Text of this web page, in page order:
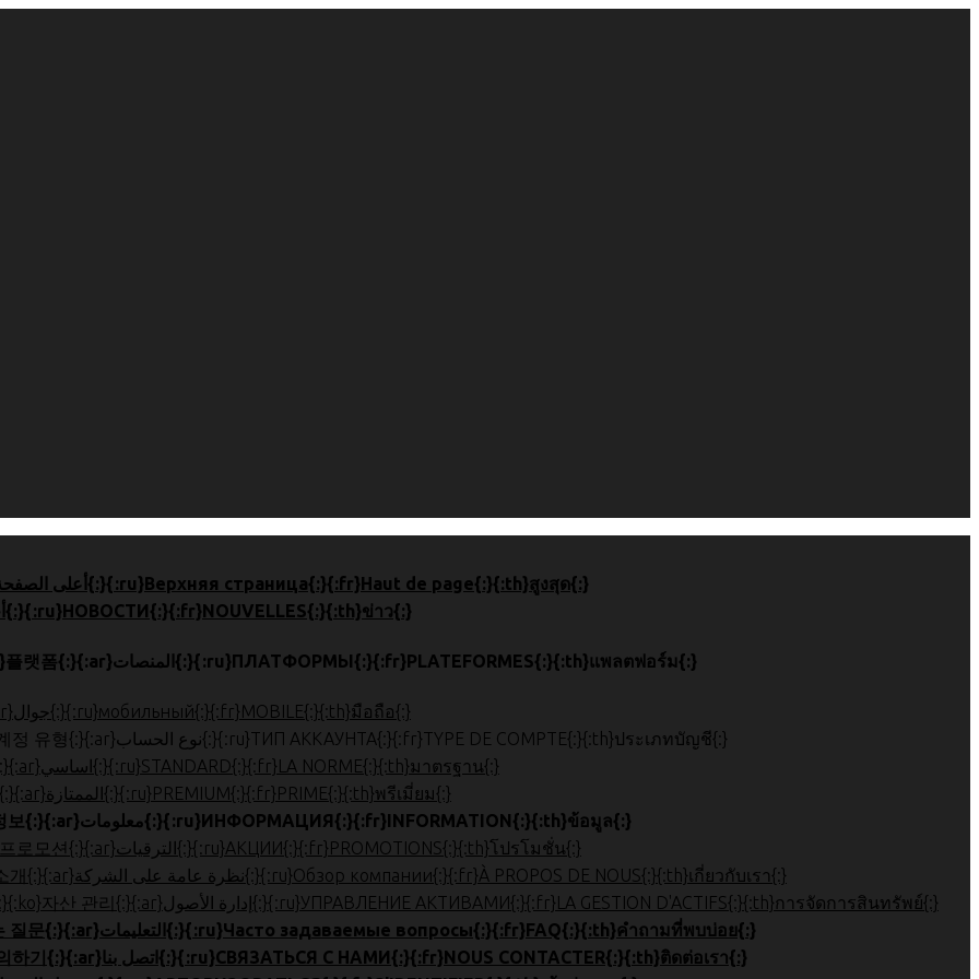
{:en}HOME{:}{:zh}首页{:}{:ja}ホーム{:}{:ko}톱 페이지{:}{:ar}أعلى الصفحة{:}{:ru}Верхняя страница{:}{:fr}Haut de page{:}{:th}สูงสุด{:}
{:en}NEWS{:}{:zh}新闻{:}{:ja}ニュース{:}{:ko}뉴스{:}{:ar}أخبار{:}{:ru}НОВОСТИ{:}{:fr}NOUVELLES{:}{:th}ข่าว{:}
{:en}PLATFORMS{:}{:zh}平台{:}{:ja}プラットフォーム{:}{:ko}플랫폼{:}{:ar}المنصات{:}{:ru}ПЛАТФОРМЫ{:}{:fr}PLATEFORMES{:}{:th}แพลตฟอร์ม{:}
{:en}MOBILE{:}{:zh}手机版{:}{:ja}モバイル{:}{:ko}모바일{:}{:ar}جوال{:}{:ru}мобильный{:}{:fr}MOBILE{:}{:th}มือถือ{:}
{:en}ACCOUNT TYPE{:}{:zh}帐户类型{:}{:ja}口座種類{:}{:ko}계정 유형{:}{:ar}نوع الحساب{:}{:ru}ТИП АККАУНТА{:}{:fr}TYPE DE COMPTE{:}{:th}ประเภทบัญชี{:}
{:en}STANDARD{:}{:zh}标准{:}{:ja}スタンダード{:}{:ko}표준{:}{:ar}اساسي{:}{:ru}STANDARD{:}{:fr}LA NORME{:}{:th}มาตรฐาน{:}
{:en}PREMIUM{:}{:zh}优质{:}{:ja}プレミアム{:}{:ko}프리미엄{:}{:ar}الممتازة{:}{:ru}PREMIUM{:}{:fr}PRIME{:}{:th}พรีเมี่ยม{:}
{:en}INFORMATION{:}{:zh}信息{:}{:ja}お役立ち情報{:}{:ko}정보{:}{:ar}معلومات{:}{:ru}ИНФОРМАЦИЯ{:}{:fr}INFORMATION{:}{:th}ข้อมูล{:}
{:en}PROMOTIONS{:}{:zh}促销{:}{:ja}プロモーション{:}{:ko}프로모션{:}{:ar}الترقيات{:}{:ru}АКЦИИ{:}{:fr}PROMOTIONS{:}{:th}โปรโมชั่น{:}
{:en}ABOUT US{:}{:zh}公司简介{:}{:ja}会社概要{:}{:ko}회사 소개{:}{:ar}نظرة عامة على الشركة{:}{:ru}Обзор компании{:}{:fr}À PROPOS DE NOUS{:}{:th}เกี่ยวกับเรา{:}
{:en}ASSET MANAGEMENT{:}{:zh}账户管理{:}{:ja}口座管理{:}{:ko}자산 관리{:}{:ar}إدارة الأصول{:}{:ru}УПРАВЛЕНИЕ АКТИВАМИ{:}{:fr}LA GESTION D'ACTIFS{:}{:th}การจัดการสินทรัพย์{:}
{:en}FAQ{:}{:zh}常问问题{:}{:ja}よくある質問{:}{:ko}자주하는 질문{:}{:ar}التعليمات{:}{:ru}Часто задаваемые вопросы{:}{:fr}FAQ{:}{:th}คำถามที่พบบ่อย{:}
{:en}CONTACT US{:}{:zh}联系我们{:}{:ja}お問合せ{:}{:ko}문의하기{:}{:ar}اتصل بنا{:}{:ru}СВЯЗАТЬСЯ С НАМИ{:}{:fr}NOUS CONTACTER{:}{:th}ติดต่อเรา{:}